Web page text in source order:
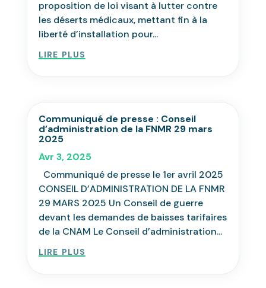
proposition de loi visant à lutter contre
les déserts médicaux, mettant fin à la
liberté d’installation pour...
lire plus
Communiqué de presse : Conseil
d’administration de la FNMR 29 mars
2025
Avr 3, 2025
Communiqué de presse le 1er avril 2025
CONSEIL D’ADMINISTRATION DE LA FNMR
29 MARS 2025 Un Conseil de guerre
devant les demandes de baisses tarifaires
de la CNAM Le Conseil d’administration...
lire plus